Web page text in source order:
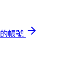
帳號